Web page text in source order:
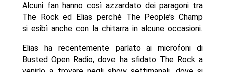
Alcuni fan hanno così azzardato dei paragoni tra
The Rock ed Elias perché The People’s Champ
si esibì anche con la chitarra in alcune occasioni.
Elias ha recentemente parlato ai microfoni di
Busted Open Radio, dove ha sfidato The Rock a